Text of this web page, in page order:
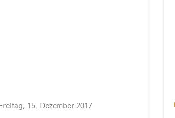
Freitag, 15. Dezember 2017